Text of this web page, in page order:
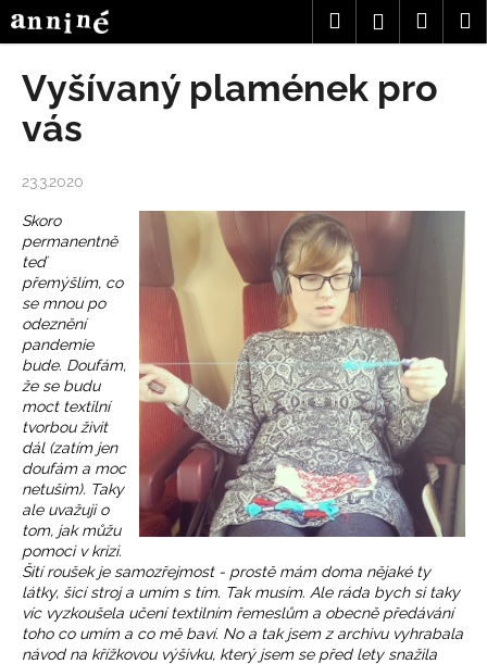
na
obsah
HledatPřihlášení
Vyšívaný plamének pro
vás
23.3.2020
Skoro
permanentně
teď
přemýšlím, co
se mnou po
odeznění
pandemie
bude. Doufám,
že se budu
moct textilní
tvorbou živit
dál (zatím jen
doufám a moc
netuším). Taky
ale uvažuji o
tom, jak můžu
pomoci v krizi.
Šití roušek je samozřejmost - prostě mám doma nějaké ty
látky, šicí stroj a umím s tím. Tak musím. Ale ráda bych si taky
víc vyzkoušela učení textilním řemeslům a obecně předávání
toho co umím a co mě baví. No a tak jsem z archivu vyhrabala
návod na křížkovou výšivku, který jsem se před lety snažila
K
o
C
o
p
t
ř
e
b
u
j
e
t
e
n
a
j
í
t
?